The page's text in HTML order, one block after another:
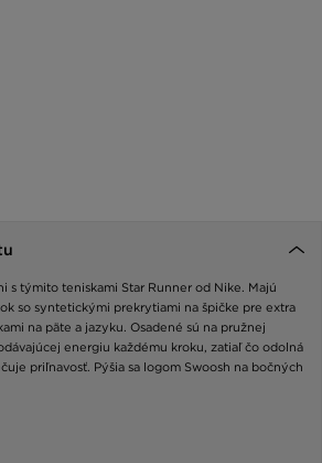
s týmito teniskami Star Runner od Nike. Majú
so syntetickými prekrytiami na špičke pre extra
na päte a jazyku. Osadené sú na pružnej
energiu každému kroku, zatiaľ čo odolná
priľnavosť. Pýšia sa logom Swoosh na bočných